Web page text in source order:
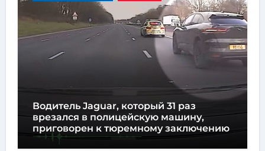
Водитель Jaguar, который 31 раз
врезался в полицейскую машину,
приговорен к тюремному заключению